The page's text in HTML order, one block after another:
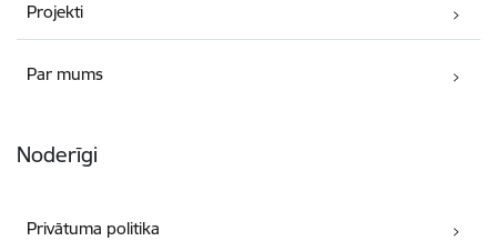
Projekti
Par mums
Noderīgi
Privātuma politika